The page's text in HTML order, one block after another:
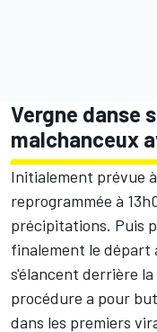
Vergne danse
malchanceux
Initialement prévue
reprogrammée à
précipitations. Puis
finalement le départ
s'élancent derrière
procédure a pour
dans les premiers